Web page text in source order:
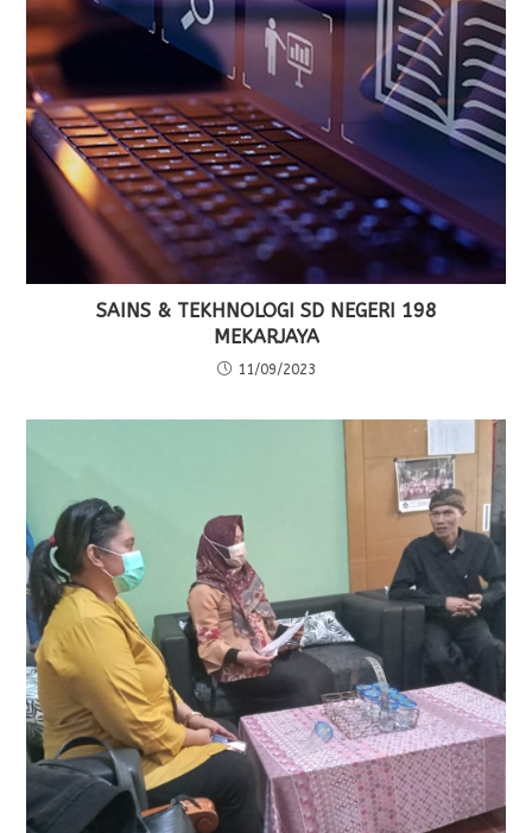
SAINS & TEKHNOLOGI SD NEGERI 198
MEKARJAYA
11/09/2023